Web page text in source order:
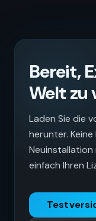
Bereit,
Welt zu
Laden Sie die
herunter.
Neuinstallation
einfach Ihren